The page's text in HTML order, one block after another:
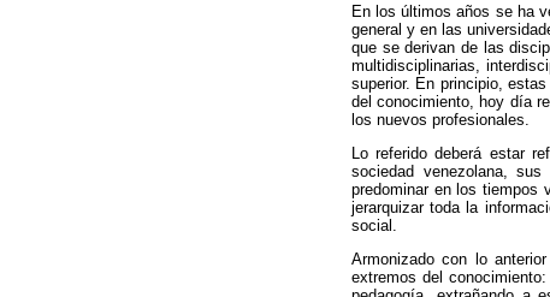
En los últimos años se ha
general y en las
que se derivan de las
multidisciplinarias,
superior. En principio,
del conocimiento, hoy día
los nuevos profesionales.
Lo referido deberá estar
sociedad venezolana,
predominar en los tiempos
jerarquizar toda la
social.
Armonizado con lo
extremos del